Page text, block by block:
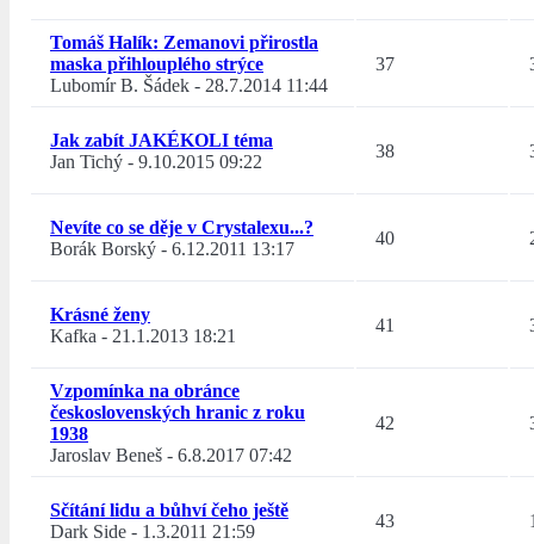
Tomáš Halík: Zemanovi přirostla
maska přihlouplého strýce
Lubomír B. Šádek - 28.7.2014 11:44
37
Jak zabít JAKÉKOLI téma
Jan Tichý - 9.10.2015 09:22
38
Nevíte co se děje v Crystalexu...?
Borák Borský - 6.12.2011 13:17
40
Krásné ženy
Kafka - 21.1.2013 18:21
41
Vzpomínka na obránce
československých hranic z roku
1938
Jaroslav Beneš - 6.8.2017 07:42
42
Sčítání lidu a bůhví čeho ještě
Dark Side - 1.3.2011 21:59
43